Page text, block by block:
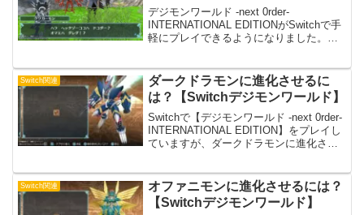
デジモンワールド -next 0rder-
INTERNATIONAL EDITIONがSwitchで手
軽にプレイできるようになりました。た
かもしれませんね。そこで序盤...
Switch関連
ダークドラモンに進化させるに
は？【Switchデジモンワールド】
Switchで【デジモンワールド -next 0rder-
INTERNATIONAL EDITION】をプレイし
ていますが、ダークドラモンに進化させ
トと必要能力ダーク...
Switch関連
オファニモンに進化させるには？
【Switchデジモンワールド】